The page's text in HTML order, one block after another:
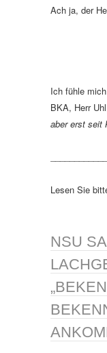
Ach ja, der
Ich fühle
BKA, Herr
aber erst seit
Lesen Sie
NSU